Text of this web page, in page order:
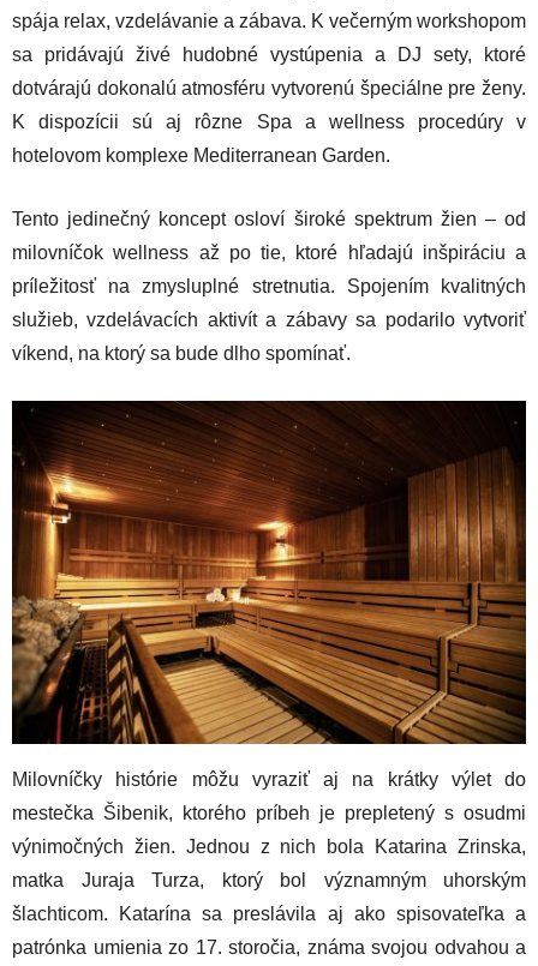
spája relax, vzdelávanie a zábava. K večerným workshopom
sa pridávajú živé hudobné vystúpenia a DJ sety, ktoré
dotvárajú dokonalú atmosféru vytvorenú špeciálne pre ženy.
K dispozícii sú aj rôzne Spa a wellness procedúry v
hotelovom komplexe Mediterranean Garden.
Tento jedinečný koncept osloví široké spektrum žien – od
milovníčok wellness až po tie, ktoré hľadajú inšpiráciu a
príležitosť na zmysluplné stretnutia. Spojením kvalitných
služieb, vzdelávacích aktivít a zábavy sa podarilo vytvoriť
víkend, na ktorý sa bude dlho spomínať.
Milovníčky histórie môžu vyraziť aj na krátky výlet do
mestečka Šibenik, ktorého príbeh je prepletený s osudmi
výnimočných žien. Jednou z nich bola Katarina Zrinska,
matka Juraja Turza, ktorý bol významným uhorským
šlachticom. Katarína sa preslávila aj ako spisovateľka a
patrónka umienia zo 17. storočia, známa svojou odvahou a